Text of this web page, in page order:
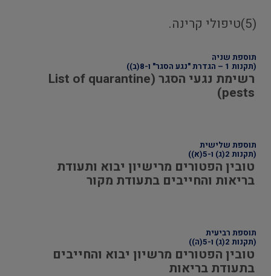
(5)טיפולי קרינה.
תוספת שניה
(תקנות 1 – הגדרת "נגע הסגר" ו-8(ב))
רשימת נגעי הסגר (List of quarantine
pests)
תוספת שלישית
(תקנות 2(ג) ו-5(א))
טובין הפטורים מרישיון יבוא ותעודת
בריאות והחייבים בתעודת מקור
תוספת רביעית
(תקנות 2(ג) ו-5(ה))
טובין הפטורים מרשיון יבוא והחייבים
בתעודת בריאות